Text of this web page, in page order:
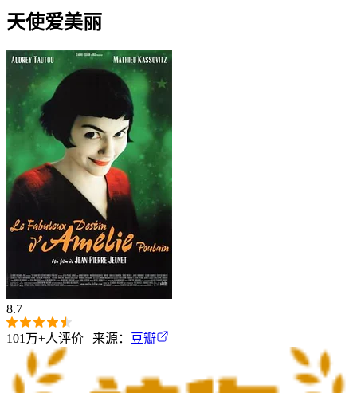
天使爱美丽
8.7
101万+人评价 | 来源： 豆瓣